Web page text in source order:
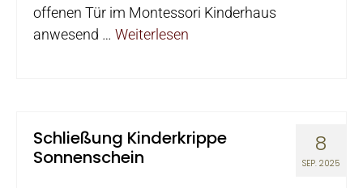
offenen Tür im Montessori Kinderhaus
anwesend … Weiterlesen
8
SEP. 2025
Schließung Kinderkrippe
Sonnenschein